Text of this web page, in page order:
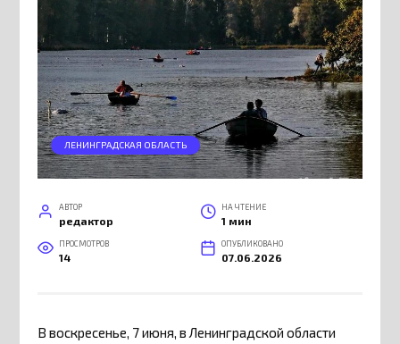
ЛЕНИНГРАДСКАЯ ОБЛАСТЬ
АВТОР
редактор
НА ЧТЕНИЕ
1 мин
ПРОСМОТРОВ
14
ОПУБЛИКОВАНО
07.06.2026
В воскресенье, 7 июня, в Ленинградской области